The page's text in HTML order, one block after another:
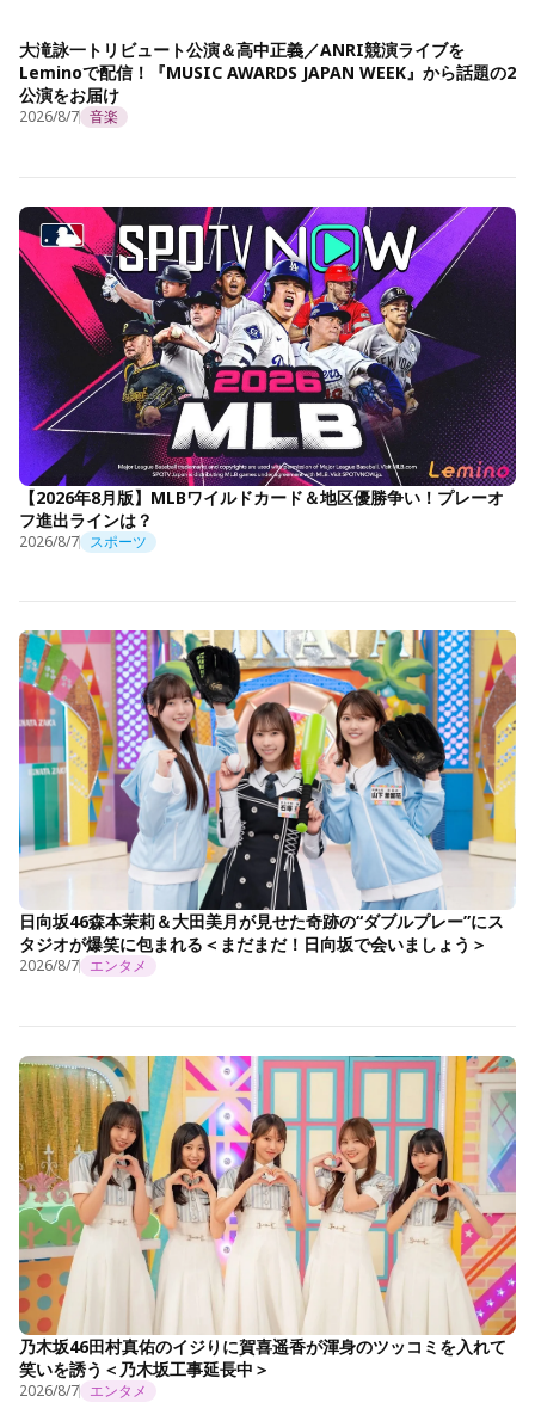
大滝詠一トリビュート公演＆高中正義／ANRI競演ライブを
Leminoで配信！『MUSIC AWARDS JAPAN WEEK』から話題の2
公演をお届け
2026/8/7 音楽
【2026年8月版】MLBワイルドカード＆地区優勝争い！プレーオ
フ進出ラインは？
2026/8/7 スポーツ
日向坂46森本茉莉＆大田美月が見せた奇跡の“ダブルプレー”にス
タジオが爆笑に包まれる＜まだまだ！日向坂で会いましょう＞
2026/8/7 エンタメ
乃木坂46田村真佑のイジりに賀喜遥香が渾身のツッコミを入れて
笑いを誘う＜乃木坂工事延長中＞
2026/8/7 エンタメ